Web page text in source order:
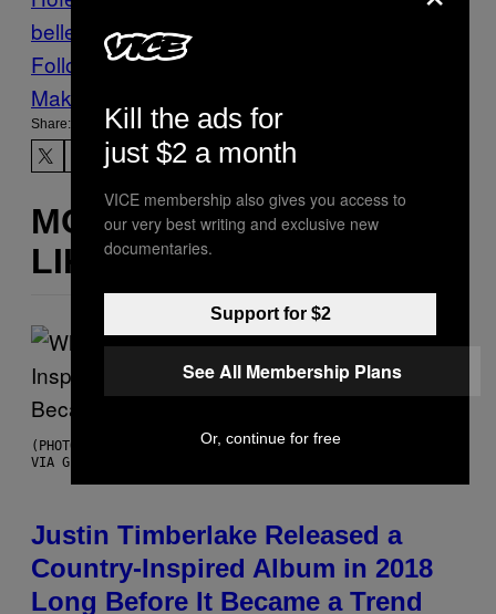
bellen
Follow Us On Discover
Make Us Preferred In Top Stories
Share:
MORE
LIKE THIS
(PHOTO BY CHRISTOPHER POLK/NBCU PHOTO BANK/NBCUNIVERSAL
VIA GETTY IMAGES)
Justin Timberlake Released a
Country-Inspired Album in 2018
Long Before It Became a Trend
Kill the ads for
just $2 a month
VICE membership also gives you access to
our very best writing and exclusive new
documentaries.
Support for $2
See All Membership Plans
Or, continue for free